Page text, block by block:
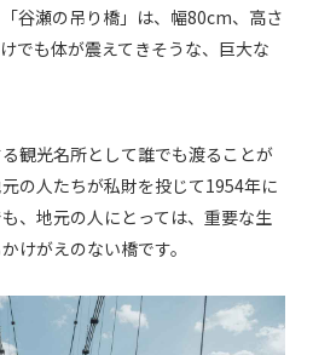
谷瀬の吊り橋」は、幅80cm、高さ
でも体が震えてきそうな、巨大な
観光名所として誰でも渡ることが
の人たちが私財を投じて1954年に
、地元の人にとっては、重要な生
けがえのない橋です。